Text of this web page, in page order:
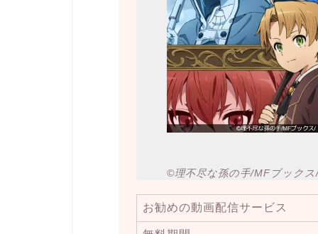
©理不尽な孫の手/MFブックス
お勧めの動画配信サービス